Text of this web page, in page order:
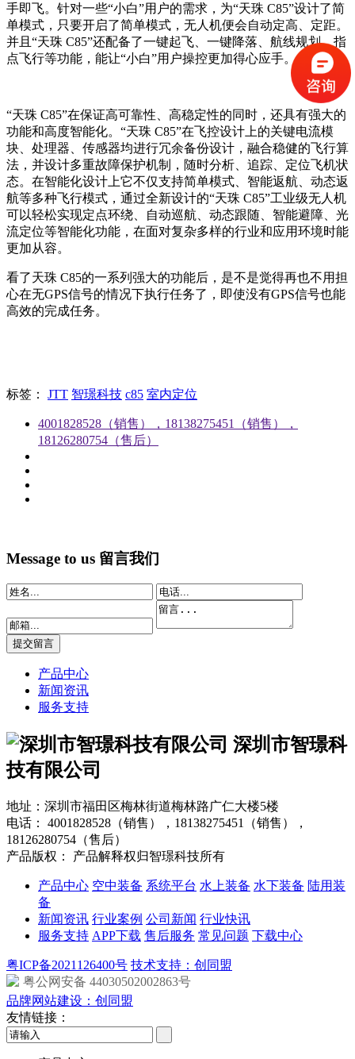
手即飞。针对一些“小白”用户的需求，为“天珠 C85”设计了简
单模式，只要开启了简单模式，无人机便会自动定高、定距。
并且“天珠 C85”还配备了一键起飞、一键降落、航线规划、指
点飞行等功能，能让“小白”用户操控更加得心应手。
“天珠 C85”在保证高可靠性、高稳定性的同时，还具有强大的
功能和高度智能化。“天珠 C85”在飞控设计上的关键电流模
块、处理器、传感器均进行冗余备份设计，融合稳健的飞行算
法，并设计多重故障保护机制，随时分析、追踪、定位飞机状
态。在智能化设计上它不仅支持简单模式、智能返航、动态返
航等多种飞行模式，通过全新设计的“天珠 C85”工业级无人机
可以轻松实现定点环绕、自动巡航、动态跟随、智能避障、光
流定位等智能化功能，在面对复杂多样的行业和应用环境时能
更加从容。
看了天珠 C85的一系列强大的功能后，是不是觉得再也不用担
心在无GPS信号的情况下执行任务了，即使没有GPS信号也能
高效的完成任务。
标签： JTT 智璟科技 c85 室内定位
4001828528（销售），18138275451（销售），
18126280754（售后）
Message to us 留言我们
产品中心
新闻资讯
服务支持
深圳市智璟科
技有限公司
地址：深圳市福田区梅林街道梅林路广仁大楼5楼
电话： 4001828528（销售），18138275451（销售），
18126280754（售后）
产品版权： 产品解释权归智璟科技所有
产品中心 空中装备 系统平台 水上装备 水下装备 陆用装
备
新闻资讯 行业案例 公司新闻 行业快讯
服务支持 APP下载 售后服务 常见问题 下载中心
粤ICP备2021126400号 技术支持：创同盟
粤公网安备 44030502002863号
品牌网站建设：创同盟
友情链接：